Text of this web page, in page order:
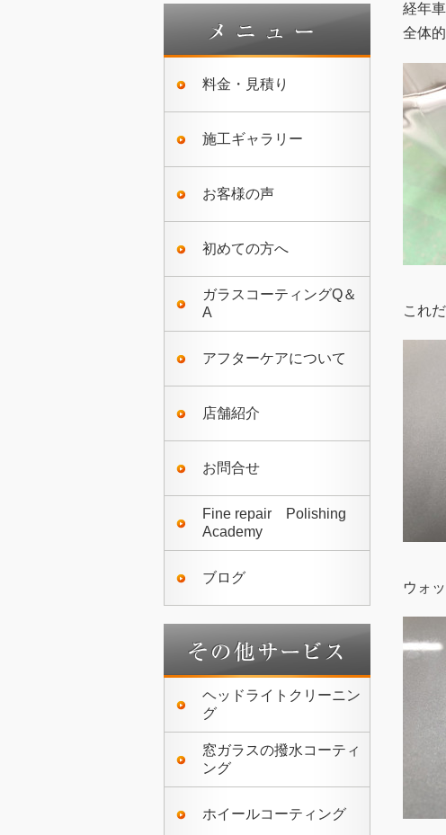
料金・見積り
施工ギャラリー
お客様の声
初めての方へ
ガラスコーティングQ＆
A
アフターケアについて
店舗紹介
お問合せ
Fine repair Polishing
Academy
ブログ
ヘッドライトクリーニン
グ
窓ガラスの撥水コーティ
ング
ホイールコーティング
経年
全体
これ
ウォ